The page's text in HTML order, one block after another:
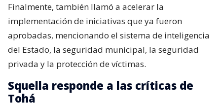
Finalmente, también llamó a acelerar la
implementación de iniciativas que ya fueron
aprobadas, mencionando el sistema de inteligencia
del Estado, la seguridad municipal, la seguridad
privada y la protección de víctimas.
Squella responde a las críticas de
Tohá